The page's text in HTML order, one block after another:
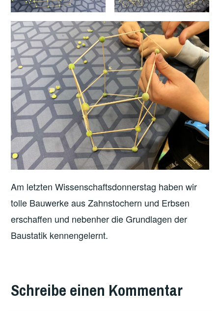
Am letzten Wissenschaftsdonnerstag haben wir
tolle Bauwerke aus Zahnstochern und Erbsen
erschaffen und nebenher die Grundlagen der
Baustatik kennengelernt.
FEATURED
Schreibe einen Kommentar